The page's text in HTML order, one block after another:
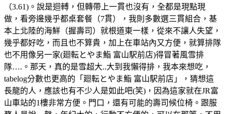
（3.61)。說是迴𨍭，但轉帶上一貫也沒有，全都是現點現
做，看旁邊幾乎都桌套餐（7貫），我則多數選三貫組合，基
本上北陸的海鮮（握壽司）就根道東一樣，從來不讓人失望，
幾乎都好吃，而且也不算貴，加上在車站內又方便，就算排隊
也不用像另一家(廻転とやま鮨 富山駅前店)得冒著風雪排
隊….。那天，真的是雪超大..大到我懶得排，我本來想吃，
tabelog分數也更高的「廻転とやま鮨 富山駅前店」，猜想這
長龍的人，應該也有不少人是如此吧(笑)，因為這家就在JR富
山車站的1樓非常方便。門口，還有可能的壽司候位椅。跟服